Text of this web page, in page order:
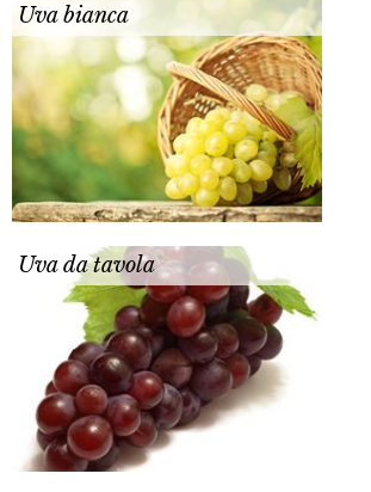
Uva bianca
Uva da tavola